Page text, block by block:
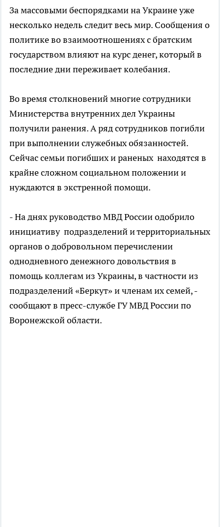
За массовыми беспорядками на Украине уже
несколько недель следит весь мир. Сообщения о
политике во взаимоотношениях с братским
государством влияют на курс денег, который в
последние дни переживает колебания.
Во время столкновений многие сотрудники
Министерства внутренних дел Украины
получили ранения. А ряд сотрудников погибли
при выполнении служебных обязанностей.
Сейчас семьи погибших и раненых находятся в
крайне сложном социальном положении и
нуждаются в экстренной помощи.
- На днях руководство МВД России одобрило
инициативу подразделений и территориальных
органов о добровольном перечислении
однодневного денежного довольствия в
помощь коллегам из Украины, в частности из
подразделений «Беркут» и членам их семей, -
сообщают в пресс-службе ГУ МВД России по
Воронежской области.